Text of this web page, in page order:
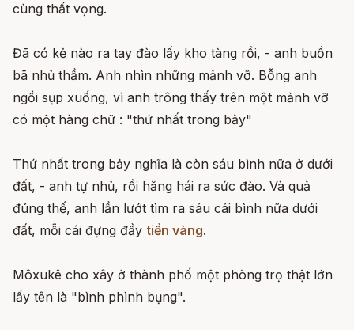
cùng thất vọng.
Đã có kẻ nào ra tay đào lấy kho tàng rồi, - anh buồn
bã nhủ thầm. Anh nhìn những mảnh vỡ. Bỗng anh
ngồi sụp xuống, vì anh trông thấy trên một mảnh vỡ
có một hàng chữ : "thứ nhất trong bảy"
Thứ nhất trong bảy nghĩa là còn sáu bình nữa ở dưới
đất, - anh tự nhủ, rồi hăng hái ra sức đào. Và quả
đúng thế, anh lần lướt tìm ra sáu cái bình nữa dưới
đất, mỗi cái đựng đầy tiền vàng.
Môxukê cho xây ở thành phố một phòng trọ thật lớn
lấy tên là "bình phình bụng".